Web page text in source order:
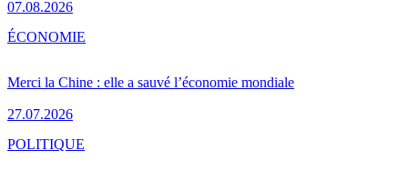
07.08.2026
Merci la Chine : elle a sauvé l’économie mondiale
27.07.2026
ÉCONOMIE
POLITIQUE